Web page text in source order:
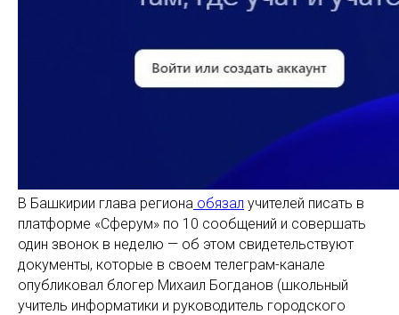
В Башкирии глава региона обязал учителей писать в
платформе «Сферум» по 10 сообщений и совершать
один звонок в неделю — об этом свидетельствуют
документы, которые в своем телеграм-канале
опубликовал блогер Михаил Богданов (школьный
учитель информатики и руководитель городского